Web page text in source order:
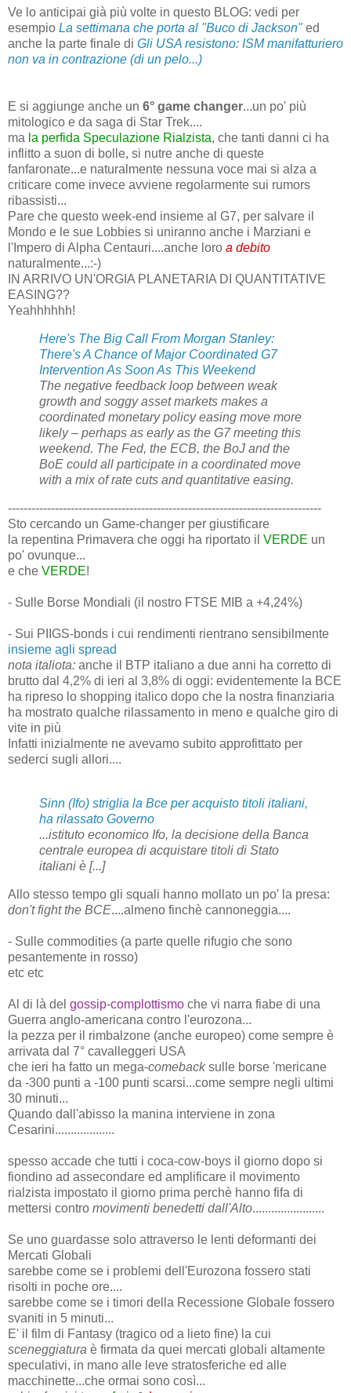
Ve lo anticipai già più volte in questo BLOG: vedi per
esempio La settimana che porta al "Buco di Jackson"ed
anche la parte finale di Gli USA resistono: ISM manifatturiero
non va in contrazione (di un pelo...)
E si aggiunge anche un 6° game changer...un po' più
mitologico e da saga di Star Trek....
ma la perfida Speculazione Rialzista, che tanti danni ci ha
inflitto a suon di bolle, si nutre anche di queste
fanfaronate...e naturalmente nessuna voce mai si alza a
criticare come invece avviene regolarmente sui rumors
ribassisti...
Pare che questo week-end insieme al G7, per salvare il
Mondo e le sue Lobbies si uniranno anche i Marziani e
l'Impero di Alpha Centauri....anche loro a debito
naturalmente...:-)
IN ARRIVO UN'ORGIA PLANETARIA DI QUANTITATIVE
EASING??
Yeahhhhhh!
Here's The Big Call From Morgan Stanley:
There's A Chance of Major Coordinated G7
Intervention As Soon As This Weekend
The negative feedback loop between weak
growth and soggy asset markets makes a
coordinated monetary policy easing move more
likely – perhaps as early as the G7 meeting this
weekend. The Fed, the ECB, the BoJ and the
BoE could all participate in a coordinated move
with a mix of rate cuts and quantitative easing.
--------------------------------------------------------------------------------
Sto cercando un Game-changer per giustificare
la repentina Primavera che oggi ha riportato il VERDE un
po' ovunque...
e che VERDE!
- Sulle Borse Mondiali (il nostro FTSE MIB a +4,24%)
- Sui PIIGS-bonds i cui rendimenti rientrano sensibilmente
insieme agli spread
nota italiota: anche il BTP italiano a due anni ha corretto di
brutto dal 4,2% di ieri al 3,8% di oggi: evidentemente la BCE
ha ripreso lo shopping italico dopo che la nostra finanziaria
ha mostrato qualche rilassamento in meno e qualche giro di
vite in più
Infatti inizialmente ne avevamo subito approfittato per
sederci sugli allori....
Sinn (Ifo) striglia la Bce per acquisto titoli italiani,
ha rilassato Governo
...istituto economico Ifo, la decisione della Banca
centrale europea di acquistare titoli di Stato
italiani è [...]
Allo stesso tempo gli squali hanno mollato un po' la presa:
don't fight the BCE....almeno finchè cannoneggia....
- Sulle commodities (a parte quelle rifugio che sono
pesantemente in rosso)
etc etc
Al di là del gossip-complottismo che vi narra fiabe di una
Guerra anglo-americana contro l'eurozona...
la pezza per il rimbalzone (anche europeo) come sempre è
arrivata dal 7° cavalleggeri USA
che ieri ha fatto un mega-comebacksulle borse 'mericane
da -300 punti a -100 punti scarsi...come sempre negli ultimi
30 minuti...
Quando dall'abisso la manina interviene in zona
Cesarini...................
spesso accade che tutti i coca-cow-boys il giorno dopo si
fiondino ad assecondare ed amplificare il movimento
rialzista impostato il giorno prima perchè hanno fifa di
mettersi contro movimenti benedetti dall'Alto.......................
Se uno guardasse solo attraverso le lenti deformanti dei
Mercati Globali
sarebbe come se i problemi dell'Eurozona fossero stati
risolti in poche ore....
sarebbe come se i timori della Recessione Globale fossero
svaniti in 5 minuti...
E' il film di Fantasy (tragico od a lieto fine) la cui
sceneggiatura è firmata da quei mercati globali altamente
speculativi, in mano alle leve stratosferiche ed alle
macchinette...che ormai sono così...